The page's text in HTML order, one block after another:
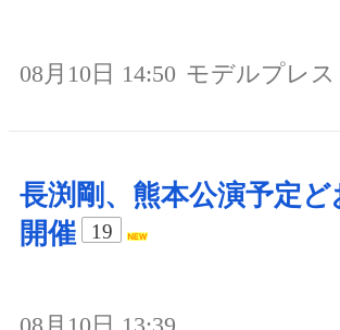
08月10日 14:50 モデルプレス
長渕剛、熊本公演予定ど
開催
19